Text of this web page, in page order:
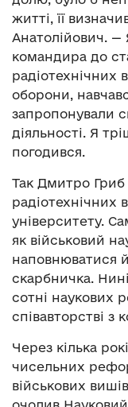
житті, її
Анатолійович.
командира до
радіотехнічних
оборони,
запропонували
діяльності. Я
погодився.
Так Дмитро Гриб
радіотехнічних
університету.
як військовий
наповнюватися
скарбничка.
сотні наукових
співавторстві з
Через кілька
чисельних
військових